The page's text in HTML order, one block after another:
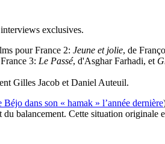
exclusives.
pour France 2: Jeune et jolie, de
3: Le Passé, d'Asghar Farhadi, et
Gilles Jacob et Daniel Auteuil.
dans son « hamak » l’année dernière
balancement. Cette situation originale